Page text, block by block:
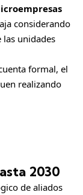
considerando
las unidades
formal, el
realizando
2030
de aliados